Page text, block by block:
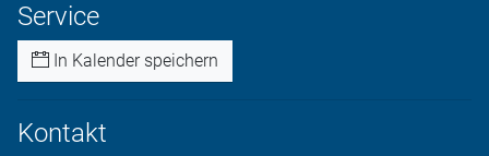
Service
In Kalender speichern
Kontakt